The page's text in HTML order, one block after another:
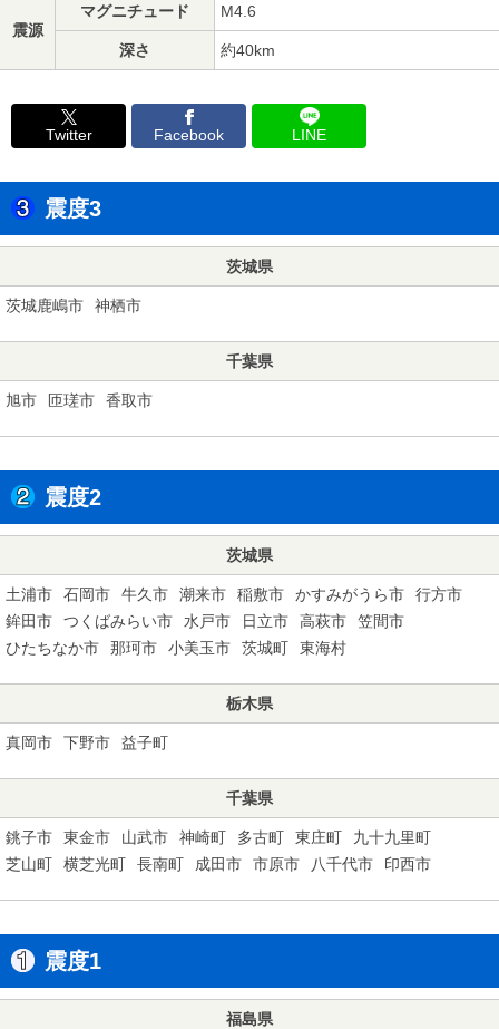
震源
マグニチュード M4.6
深さ 約40km
Twitter Facebook LINE
震度3
茨城県
茨城鹿嶋市 神栖市
千葉県
旭市 匝瑳市 香取市
震度2
茨城県
土浦市 石岡市 牛久市 潮来市 稲敷市 かすみがうら市
行方市
鉾田市
つくばみらい市 水戸市 日立市 高萩市
笠間市
ひたちなか市
那珂市 小美玉市 茨城町 東海村
栃木県
真岡市 下野市 益子町
千葉県
銚子市 東金市 山武市 神崎町 多古町 東庄町
九十九里町
芝山町
横芝光町 長南町 成田市 市原市 八千代市 印西市
震度1
福島県